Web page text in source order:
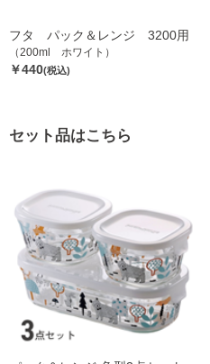
フタ パック＆レンジ 3200用
（200ml ホワイト）
￥440(税込)
セット品はこちら